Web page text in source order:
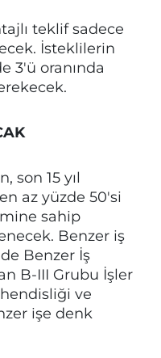
teklif sadece
İsteklilerin
3'ü oranında
son 15 yıl
az yüzde 50'si
sahip
Benzer iş
Benzer İş
B-III Grubu İşler
ve
işe denk